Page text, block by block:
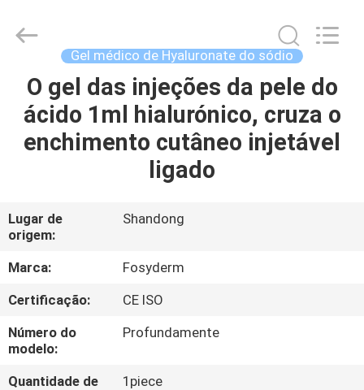
PARA
CASA
SOBRE
NÓS
VISITA
À
FÁBRICA
International
Trading
Reserved.
Gel médico de Hyaluronate do sódio
O gel das injeções da pele do
ácido 1ml hialurónico, cruza o
enchimento cutâneo injetável
ligado
Lugar de
origem:
Shandong
Marca:
Fosyderm
Certificação:
CE ISO
Número do
modelo:
Profundamente
Quantidade de
1piece